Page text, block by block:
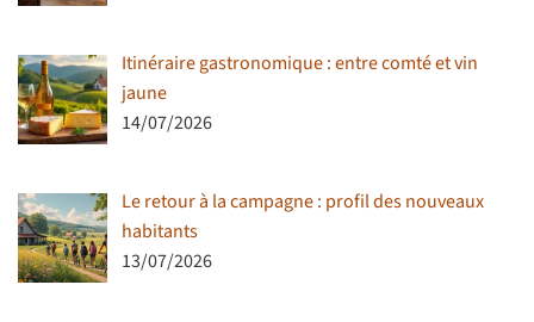
Itinéraire gastronomique : entre comté et vin
jaune
14/07/2026
Le retour à la campagne : profil des nouveaux
habitants
13/07/2026